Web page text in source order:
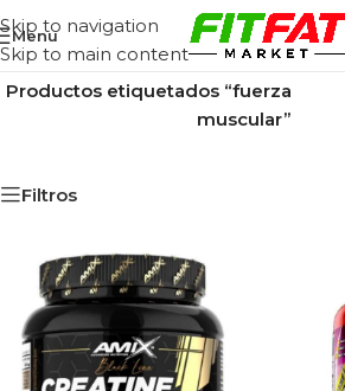
Skip to navigation
Skip to main content
Menu
Inicio/
Productos etiquetados “fuerza
muscular”
Filtros